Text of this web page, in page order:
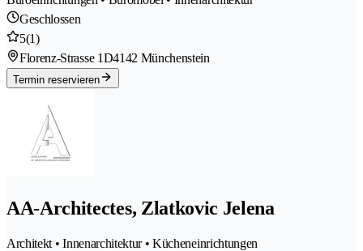
Geschlossen
5(1)
Florenz-Strasse 1D4142 Münchenstein
Termin reservieren
AA-Architectes, Zlatkovic Jelena
Architekt • Innenarchitektur • Kücheneinrichtungen